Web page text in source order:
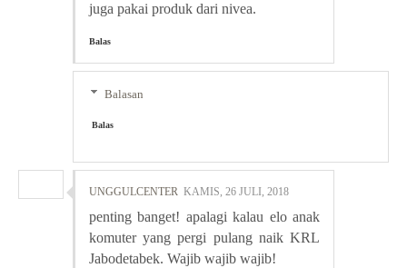
juga pakai produk dari nivea.
Balas
Balasan
Balas
UNGGULCENTER KAMIS, 26 JULI, 2018
penting banget! apalagi kalau elo anak
komuter yang pergi pulang naik KRL
Jabodetabek. Wajib wajib wajib!